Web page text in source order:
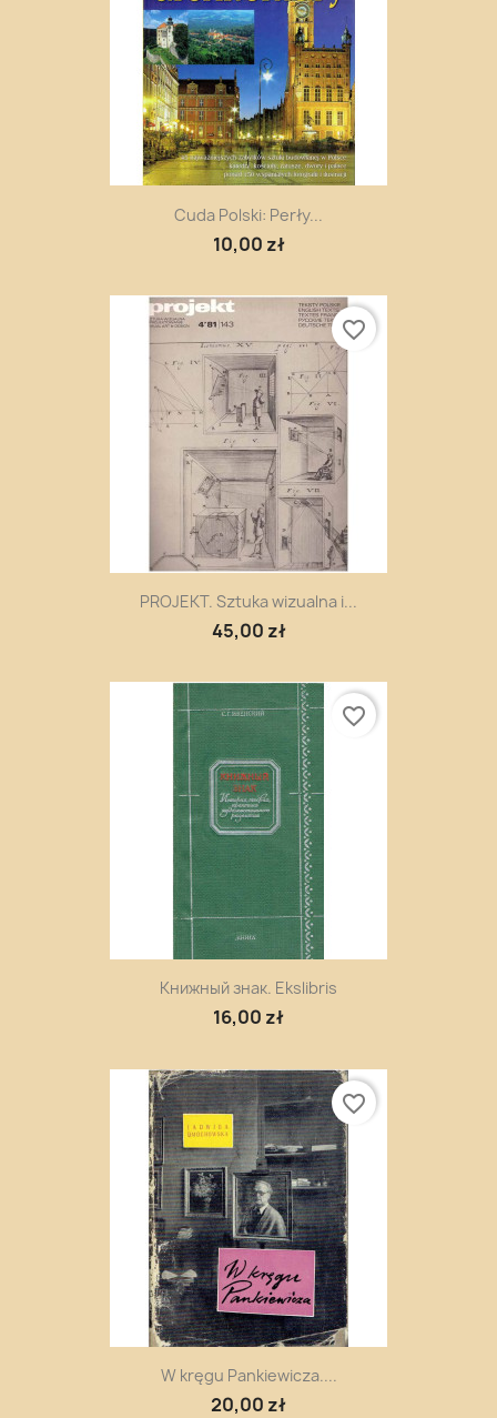
Cuda Polski: Perły...
10,00 zł
PROJEKT. Sztuka wizualna i...
45,00 zł
favorite_border
Книжный знак. Ekslibris
16,00 zł
favorite_border
W kręgu Pankiewicza....
20,00 zł
favorite_border